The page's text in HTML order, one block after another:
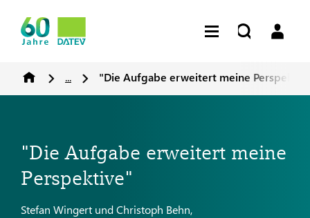
... "Die Aufgabe erweitert meine
"Die Aufgabe erweitert meine
Perspektive"
Stefan Wingert und Christoph Behn,